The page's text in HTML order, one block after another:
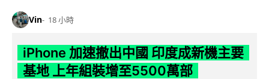
Vin 18 小時
iPhone 加速撤出中國 印度成新機主要
基地 上年組裝增至5500萬部